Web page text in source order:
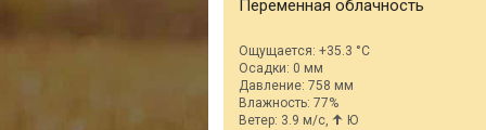
Переменная облачность
Ощущается: +35.3 °C
Осадки: 0 мм
Давление: 758 мм
Влажность: 77%
Ветер: 3.9 м/с,
Ю